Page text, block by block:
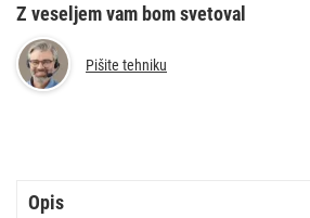
Z veseljem vam bom svetoval
Pišite tehniku
Opis